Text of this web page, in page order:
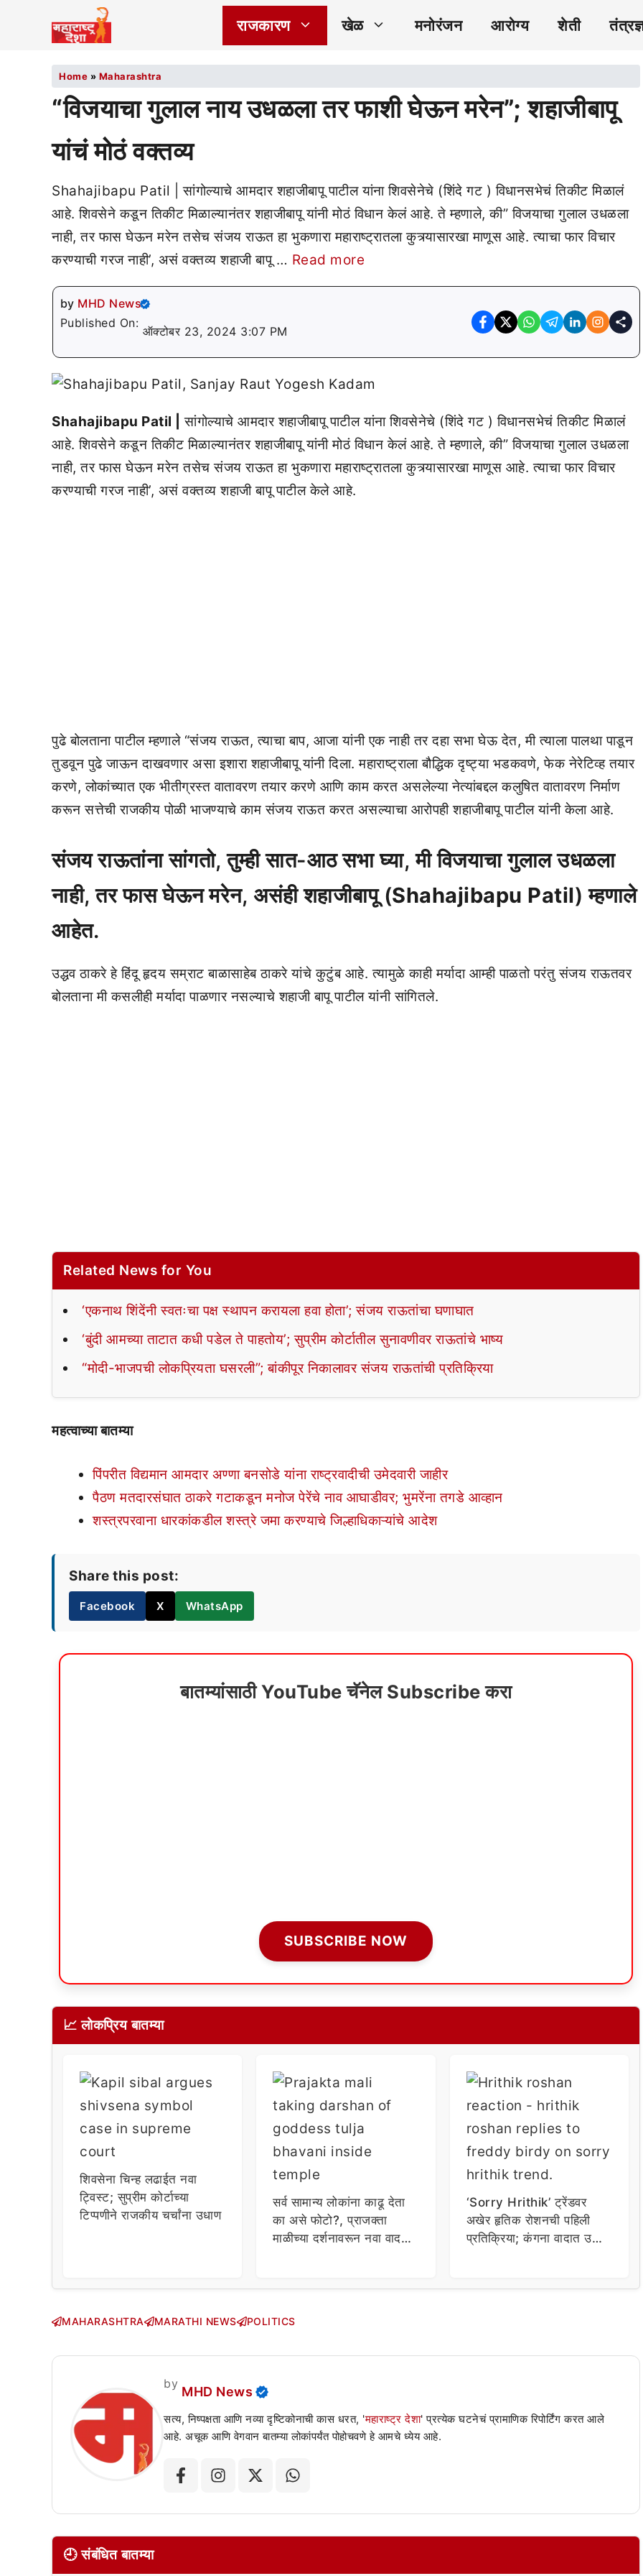
राजकारण खेळ मनोरंजन आरोग्य शेती
Home » Maharashtra
“विजयाचा गुलाल नाय उधळला तर फाशी घेऊन मरेन”; शहाजीबापू
यांचं मोठं वक्तव्य
Shahajibapu Patil | सांगोल्याचे आमदार शहाजीबापू पाटील यांना शिवसेनेचे (शिंदे गट ) विधानसभेचं तिकीट मिळालं
आहे. शिवसेने कडून तिकीट मिळाल्यानंतर शहाजीबापू यांनी मोठं विधान केलं आहे. ते म्हणाले, की” विजयाचा गुलाल उधळला
नाही, तर फास घेऊन मरेन तसेच संजय राऊत हा भुकणारा महाराष्ट्रातला कुत्र्यासारखा माणूस आहे. त्याचा फार विचार
करण्याची गरज नाही’, असं वक्तव्य शहाजी बापू … Read more
by MHD News
Published On:
ऑक्टोबर 23, 2024 3:07 PM
Shahajibapu Patil |
सांगोल्याचे आमदार शहाजीबापू पाटील यांना शिवसेनेचे (शिंदे गट ) विधानसभेचं तिकीट मिळालं
आहे. शिवसेने कडून तिकीट मिळाल्यानंतर शहाजीबापू यांनी मोठं विधान केलं आहे. ते म्हणाले, की” विजयाचा गुलाल उधळला
नाही, तर फास घेऊन मरेन तसेच संजय राऊत हा भुकणारा महाराष्ट्रातला कुत्र्यासारखा माणूस आहे. त्याचा फार विचार
करण्याची गरज नाही’, असं वक्तव्य शहाजी बापू पाटील केले आहे.
पुढे बोलताना पाटील म्हणाले “संजय राऊत, त्याचा बाप, आजा यांनी एक नाही तर दहा सभा घेऊ देत, मी त्याला पालथा पाडून
तुडवून पुढे जाऊन दाखवणार असा इशारा शहाजीबापू यांनी दिला. महाराष्ट्राला बौद्धिक दृष्ट्या भडकवणे, फेक नेरेटिव्ह तयार
करणे, लोकांच्यात एक भीतीग्रस्त वातावरण तयार करणे आणि काम करत असलेल्या नेत्यांबद्दल कलुषित वातावरण निर्माण
करून सत्तेची राजकीय पोळी भाजण्याचे काम संजय राऊत करत असल्याचा आरोपही शहाजीबापू पाटील यांनी केला आहे.
संजय राऊतांना सांगतो, तुम्ही सात-आठ सभा घ्या, मी विजयाचा गुलाल उधळला
नाही, तर फास घेऊन मरेन, असंही शहाजीबापू (Shahajibapu Patil) म्हणाले
आहेत.
उद्धव ठाकरे हे हिंदू हृदय सम्राट बाळासाहेब ठाकरे यांचे कुटुंब आहे. त्यामुळे काही मर्यादा आम्ही पाळतो परंतु संजय राऊतवर
बोलताना मी कसलीही मर्यादा पाळणार नसल्याचे शहाजी बापू पाटील यांनी सांगितले.
Related News for You
‘एकनाथ शिंदेंनी स्वतःचा पक्ष स्थापन करायला हवा होता’; संजय राऊतांचा घणाघात
‘बुंदी आमच्या ताटात कधी पडेल ते पाहतोय’; सुप्रीम कोर्टातील सुनावणीवर राऊतांचे भाष्य
“मोदी-भाजपची लोकप्रियता घसरली”; बांकीपूर निकालावर संजय राऊतांची प्रतिक्रिया
महत्वाच्या बातम्या
पिंपरीत विद्यमान आमदार अण्णा बनसोडे यांना राष्ट्रवादीची उमेदवारी जाहीर
पैठण मतदारसंघात ठाकरे गटाकडून मनोज पेरेंचे नाव आघाडीवर; भुमरेंना तगडे आव्हान
शस्त्रपरवाना धारकांकडील शस्त्रे जमा करण्याचे जिल्हाधिकाऱ्यांचे आदेश
Share this post:
Facebook X WhatsApp
बातम्यांसाठी YouTube चॅनेल Subscribe करा
SUBSCRIBE NOW
📈 लोकप्रिय बातम्या
शिवसेना चिन्ह लढाईत नवा
ट्विस्ट; सुप्रीम कोर्टाच्या
टिप्पणीने राजकीय चर्चांना उधाण
सर्व सामान्य लोकांना काढू देता
का असे फोटो?, प्राजक्ता
माळीच्या दर्शनावरून नवा वाद;
‘Sorry Hrithik’ ट्रेंडवर
अखेर हृतिक रोशनची पहिली
प्रतिक्रिया; कंगना वादात उडी
MAHARASHTRA MARATHI NEWS POLITICS
by
MHD News
सत्य, निष्पक्षता आणि नव्या दृष्टिकोनाची कास धरत, 'महाराष्ट्र देशा' प्रत्येक घटनेचं प्रामाणिक रिपोर्टिंग करत आले
आहे. अचूक आणि वेगवान बातम्या लोकांपर्यंत पोहोचवणे हे आमचे ध्येय आहे.
🕘 संबंधित बातम्या